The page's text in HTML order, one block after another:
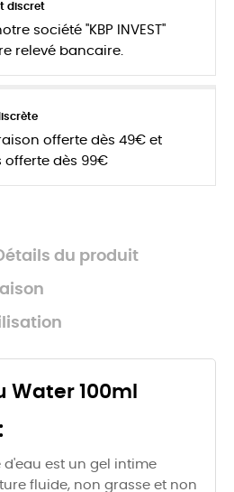
discret
société "KBP INVEST"
relevé bancaire.
offerte dès 49€ et
offerte dès 99€
du produit
Water 100ml
est un gel intime
fluide, non grasse et non